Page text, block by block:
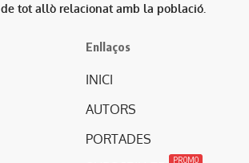
tot allò relacionat amb la població.
Enllaços
INICI
AUTORS
PORTADES
PROMO